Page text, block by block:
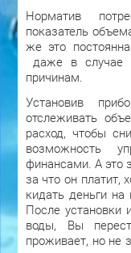
Норматив
показатель
же это
даже в случае
причинам.
Установив
отслеживать
расход, чтобы
возможность
финансами. А это
за что он платит,
кидать деньги на
После установки
воды, Вы
проживает, но не